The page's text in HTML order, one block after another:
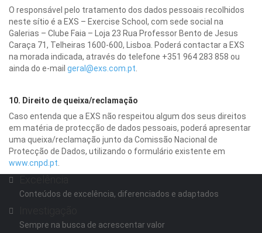
O responsável pelo tratamento dos dados pessoais recolhidos
neste sítio é a EXS – Exercise School, com sede social na
Galerias – Clube Faia – Loja 23 Rua Professor Bento de Jesus
Caraça 71, Telheiras 1600-600, Lisboa. Poderá contactar a EXS
na morada indicada, através do telefone +351 964 283 858 ou
ainda do e-mail geral@exs.com.pt
10. Direito de queixa/reclamação
Caso entenda que a EXS não respeitou algum dos seus direitos
em matéria de protecção de dados pessoais, poderá apresentar
uma queixa/reclamação junto da Comissão Nacional de
Protecção de Dados, utilizando o formulário existente em
www.cnpd.pt
Conteúdos de excelência, diferenciados e adaptados
Sempre na busca de acrescentar valor